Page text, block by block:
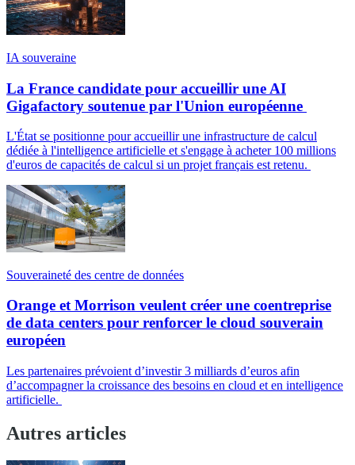
IA souveraine
La France candidate pour accueillir une AI
Gigafactory soutenue par l'Union européenne
L'État se positionne pour accueillir une infrastructure de calcul
dédiée à l'intelligence artificielle et s'engage à acheter 100 millions
d'euros de capacités de calcul si un projet français est retenu.
Souveraineté des centre de données
Orange et Morrison veulent créer une coentreprise
de data centers pour renforcer le cloud souverain
européen
Les partenaires prévoient d’investir 3 milliards d’euros afin
d’accompagner la croissance des besoins en cloud et en intelligence
artificielle.
Autres articles